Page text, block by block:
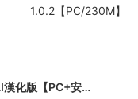
1.0.2【PC/230M】